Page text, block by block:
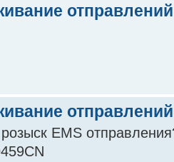
отправлений
отправлений
EMS